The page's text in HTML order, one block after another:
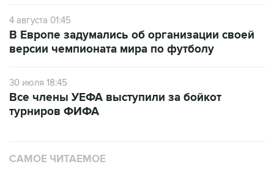
4 августа 01:45
В Европе задумались об организации своей
версии чемпионата мира по футболу
30 июля 18:45
Все члены УЕФА выступили за бойкот
турниров ФИФА
САМОЕ ЧИТАЕМОЕ